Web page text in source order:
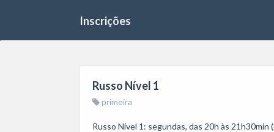
Inscrições
Russo Nível 1
primeira
Russo Nível 1: segundas, das 20h às 21h30min